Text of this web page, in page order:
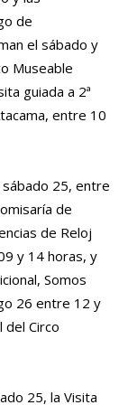
de
el sábado y
Museable
guiada a 2ª
entre 10
25, entre
de
de Reloj
y 14 horas, y
Somos
26 entre 12 y
del Circo
25, la Visita